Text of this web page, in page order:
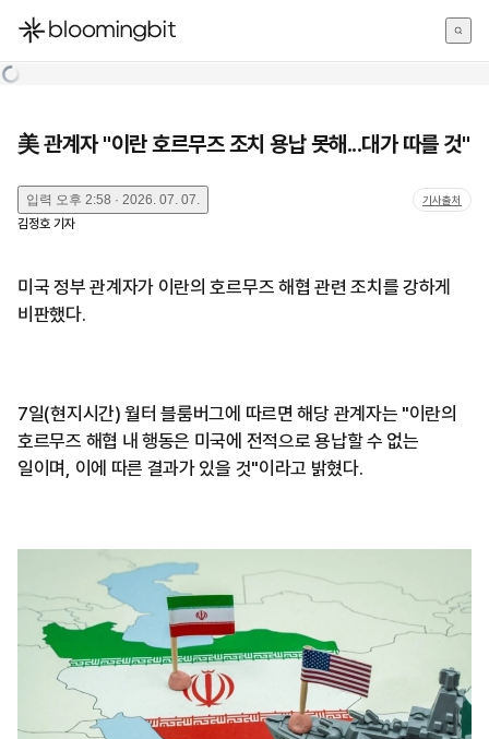
한국어
美 관계자 "이란 호르무즈 조치 용납 못해...대가 따를 것"
입력 오후 2:58 · 2026. 07. 07. 기사출처
김정호 기자
미국 정부 관계자가 이란의 호르무즈 해협 관련 조치를 강하게
비판했다.
7일(현지시간) 월터 블룸버그에 따르면 해당 관계자는 "이란의
호르무즈 해협 내 행동은 미국에 전적으로 용납할 수 없는
일이며, 이에 따른 결과가 있을 것"이라고 밝혔다.